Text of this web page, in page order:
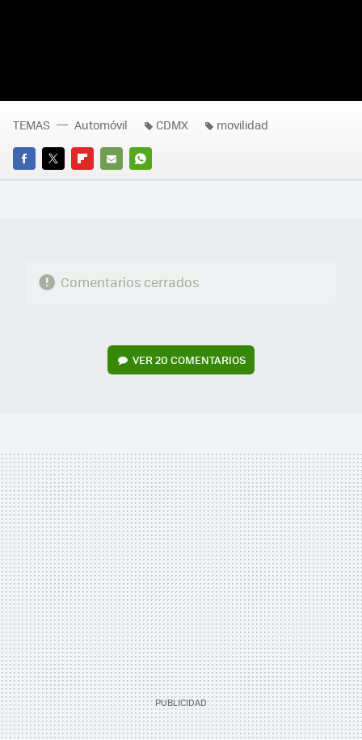
FACEBOOK
TWITTERFLIPBOARD
E-
WHATSAPP
TEMAS Automóvil CDMX movilidad
Comentarios cerrados
VER20 COMENTARIOS